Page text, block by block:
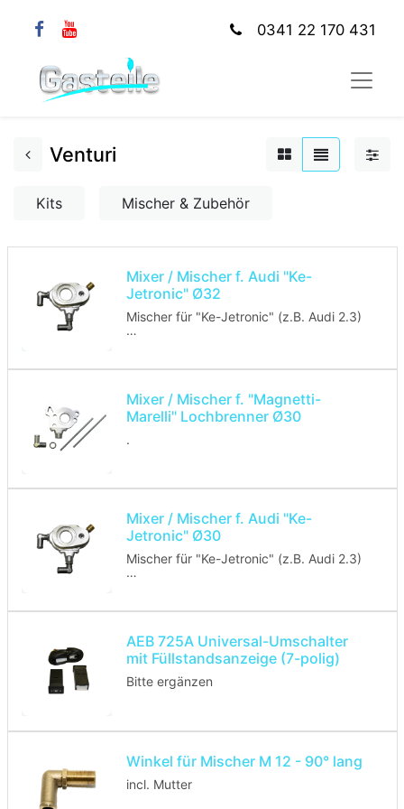
0341 22 170 431
Venturi
Kits Mischer & Zubehör
Mixer / Mischer f. Audi "Ke-
Jetronic" Ø32
Mischer für "Ke-Jetronic" (z.B. Audi 2.3)
Mixer / Mischer f. "Magnetti-
Marelli" Lochbrenner Ø30
.
Mixer / Mischer f. Audi "Ke-
Jetronic" Ø30
Mischer für "Ke-Jetronic" (z.B. Audi 2.3)
AEB 725A Universal-Umschalter
mit Füllstandsanzeige (7-polig)
Bitte ergänzen
Winkel für Mischer M 12 - 90° lang
incl. Mutter